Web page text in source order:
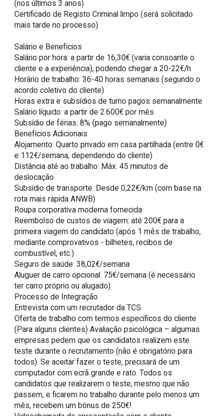
(nos últimos 3 anos)
Certificado de Registo Criminal limpo (será solicitado
mais tarde no processo)
Salário e Benefícios
Salário por hora: a partir de 16,30€ (varia consoante o
cliente e a experiência), podendo chegar a 20-22€/h
Horário de trabalho: 36-40 horas semanais (segundo o
acordo coletivo do cliente)
Horas extra e subsídios de turno pagos semanalmente
Salário líquido: a partir de 2.600€ por mês
Subsídio de férias: 8% (pago semanalmente)
Benefícios Adicionais
Alojamento: Quarto privado em casa partilhada (entre 0€
e 112€/semana, dependendo do cliente)
Distância até ao trabalho: Máx. 45 minutos de
deslocação
Subsídio de transporte: Desde 0,22€/km (com base na
rota mais rápida ANWB)
Roupa corporativa moderna fornecida
Reembolso de custos de viagem: até 200€ para a
primeira viagem do candidato (após 1 mês de trabalho,
mediante comprovativos - bilhetes, recibos de
combustível, etc.)
Seguro de saúde: 38,02€/semana
Aluguer de carro opcional: 75€/semana (é necessário
ter carro próprio ou alugado)
Processo de Integração
Entrevista com um recrutador da TCS
Oferta de trabalho com termos específicos do cliente
(Para alguns clientes) Avaliação psicológica – algumas
empresas pedem que os candidatos realizem este
teste durante o recrutamento (não é obrigatório para
todos). Se aceitar fazer o teste, precisará de um
computador com ecrã grande e rato. Todos os
candidatos que realizarem o teste, mesmo que não
passem, e ficarem no trabalho durante pelo menos um
mês, recebem um bónus de 250€!